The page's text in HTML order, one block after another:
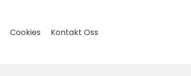
Cookies Kontakt Oss